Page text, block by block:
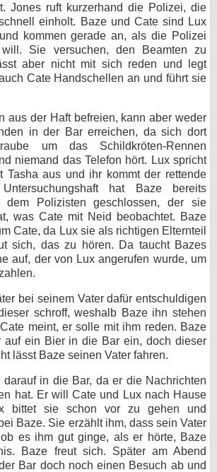
Jones ruft kurzerhand die Polizei, die
einholt. Baze und Cate sind Lux
kommen gerade an, als die Polizei
will. Sie versuchen, den Beamten zu
aber nicht mit sich reden und legt
Cate Handschellen an und führt sie
aus der Haft befreien, kann aber weder
in der Bar erreichen, da sich dort
um das Schildkröten-Rennen
niemand das Telefon hört. Lux spricht
Tasha aus und ihr kommt der rettende
hat Baze bereits
dem Polizisten geschlossen, der sie
was Cate mit Neid beobachtet. Baze
Cate, da Lux sie als richtigen Elternteil
sich, das zu hören. Da taucht Bazes
auf, der von Lux angerufen wurde, um
bei seinem Vater dafür entschuldigen
schroff, weshalb Baze ihn stehen
meint, er solle mit ihm reden. Baze
auf ein Bier in die Bar ein, doch dieser
lässt Baze seinen Vater fahren.
darauf in die Bar, da er die Nachrichten
hat. Er will Cate und Lux nach Hause
bittet sie schon vor zu gehen und
Baze. Sie erzählt ihm, dass sein Vater
es ihm gut ginge, als er hörte, Baze
Baze freut sich. Später am Abend
Bar doch noch einen Besuch ab und